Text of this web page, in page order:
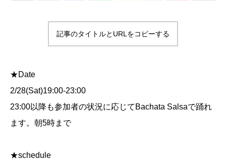
記事のタイトルとURLをコピーする
★Date
2/28(Sat)19:00-23:00
23:00以降も参加者の状況に応じてBachata Salsaで踊れ
ます。朝5時まで
★schedule